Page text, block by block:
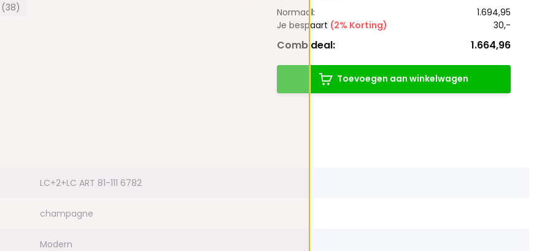
wij op banken
(38)
Normaal:
1.694,95
Je bespaart (2% Korting) 30,-
Combideal: 1.664,96
Toevoegen aan winkelwagen
LC+2+LC ART 81-111 6782
champagne
Modern